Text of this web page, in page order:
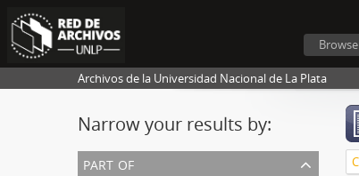
Browse
Archivos de la Universidad Nacional de La Plata
Narrow your results by:
part of